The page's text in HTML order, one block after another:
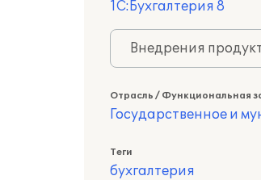
1С:Бухгалтерия 8
Внедрения
Отрасль / Функциональная
Государственное и
Теги
бухгалтерия